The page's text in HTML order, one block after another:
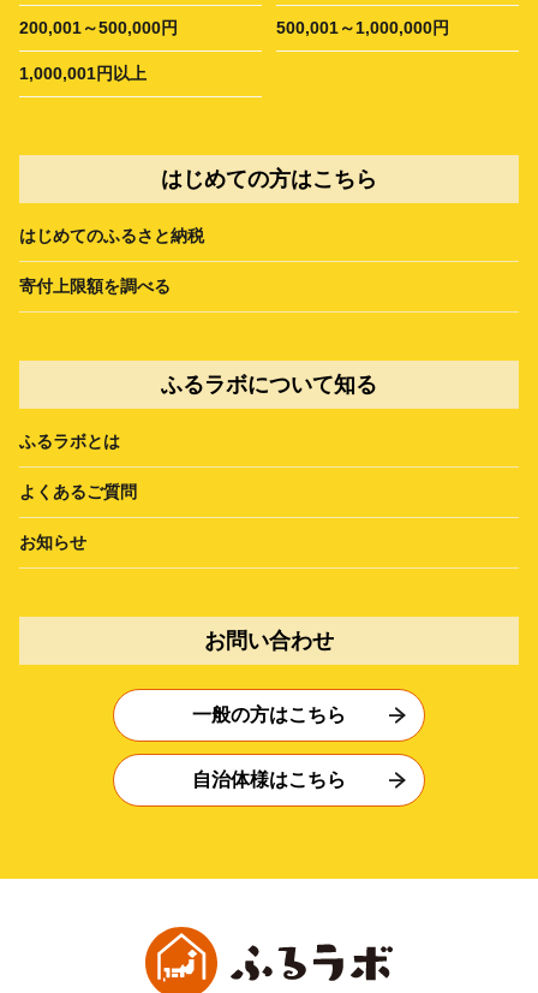
200,001～500,000円 500,001～1,000,000円
1,000,001円以上
はじめての方はこちら
はじめてのふるさと納税
寄付上限額を調べる
ふるラボについて知る
ふるラボとは
よくあるご質問
お知らせ
お問い合わせ
一般の方はこちら
自治体様はこちら